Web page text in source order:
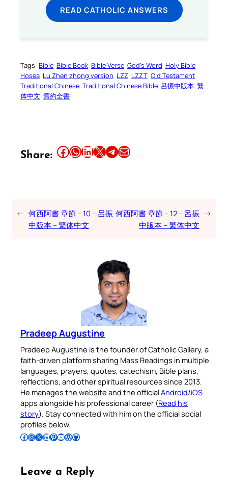
READ CATHOLIC ANSWERS
Tags: Bible Bible Book Bible Verse God’s Word Holy Bible
Hosea Lu Zhen zhong version LZZ LZZT Old Testament
Traditional Chinese Traditional Chinese Bible 呂振中版本 繁
体中文 舊約全書
Share: Share this article on Facebook Share this article on WhatsApp Share this article on LinkedIn Share this article on X Share this article on TelegramEmail this Article
← 何西阿書 章節 – 10 – 呂振
中版本 – 繁体中文
何西阿書 章節 – 12 – 呂振
中版本 – 繁体中文
→
Pradeep Augustine
Pradeep Augustine is the founder of Catholic Gallery, a
faith-driven platform sharing Mass Readings in multiple
languages, prayers, quotes, catechism, Bible plans,
reflections, and other spiritual resources since 2013.
He manages the website and the officialAndroid/iOS
apps alongside his professional career (Read his
story). Stay connected with him on the official social
profiles below.
Follow Pradeep on Facebook Follow Pradeep on InstagramFollow Pradeep on X Follow Pradeep on LinkedIn Follow Pradeep on Pinterest Subscribe to Pradeep’s Youtube Channel Follow Pradeep on WordPress Follow Pradeep on GitHub
Leave a Reply